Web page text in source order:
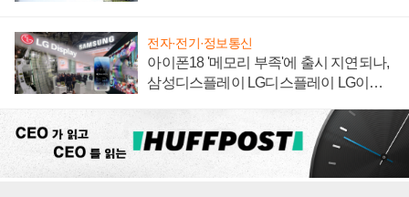
전자·전기·정보통신
아이폰18 '메모리 부족'에 출시 지연되나,
삼성디스플레이 LG디스플레이 LG이노